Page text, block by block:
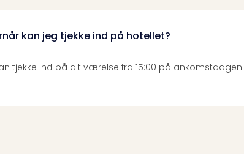
kan jeg tjekke ind på hotellet?
tjekke ind på dit værelse fra 15:00 på ankomstdagen.